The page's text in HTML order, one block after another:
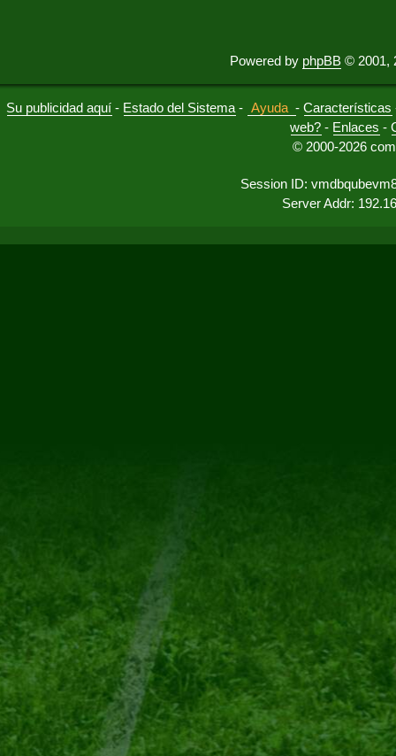
Powered by phpBB © 2001,
Su publicidad aquí - Estado del Sistema - Ayuda -Características
web? - Enlaces -
© 2000-2026
Session ID:
Server Addr: